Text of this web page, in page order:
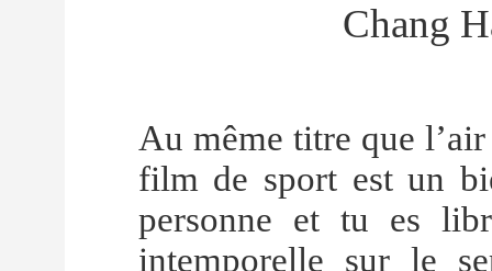
Chang
Au même titre que
film de sport est un
personne et tu es
intemporelle sur le